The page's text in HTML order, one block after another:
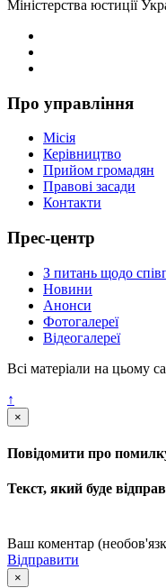
Міністерства юстиції
Про управління
Місія
Керівництво
Прийом громадян
Правові засади
Контакти
Прес-центр
З питань щодо
Новини
Анонси
Фотогалереї
Відеогалереї
Всі матеріали на цьому
↑
×
Повідомити про
Текст, який буде
Ваш коментар
Відправити
×